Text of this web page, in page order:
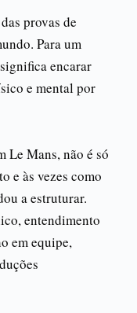
provas de
Para um
encarar
e mental por
Le Mans, não é só
e às vezes como
a estruturar.
entendimento
em equipe,